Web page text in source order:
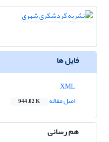
فایل ها
اصل مقاله
944.02 K
هم رسانی